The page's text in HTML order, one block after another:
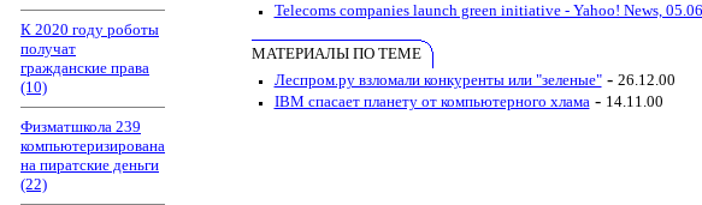
К 2020 году роботы
получат
гражданские права
(10)
Физматшкола 239
компьютеризирована
на пиратские деньги
(22)
Telecoms companies launch green initiative - Yahoo! News,
МАТЕРИАЛЫ ПО ТЕМЕ
Леспром.ру взломали конкуренты или "зеленые"- 26.12.00
IBM спасает планету от компьютерного хлама - 14.11.00